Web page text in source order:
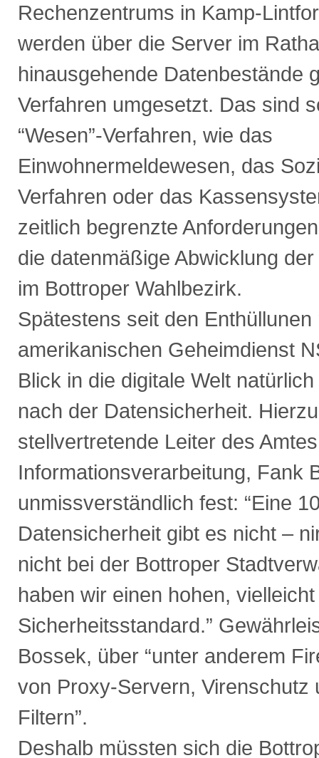
Rechenzentrums in Kamp-
werden über die Server im
hinausgehende Datenbestände
Verfahren umgesetzt. Das sind
“Wesen”-Verfahren, wie das
Einwohnermeldewesen, das
Verfahren oder das
zeitlich begrenzte
die datenmäßige Abwicklung
im Bottroper Wahlbezirk.
Spätestens seit den
amerikanischen Geheimdienst
Blick in die digitale Welt
nach der Datensicherheit.
stellvertretende Leiter des
Informationsverarbeitung, Fank
unmissverständlich fest: “Eine
Datensicherheit gibt es nicht –
nicht bei der Bottroper
haben wir einen hohen,
Sicherheitsstandard.”
Bossek, über “unter anderem
von Proxy-Servern, Virenschutz
Filtern”.
Deshalb müssten sich die